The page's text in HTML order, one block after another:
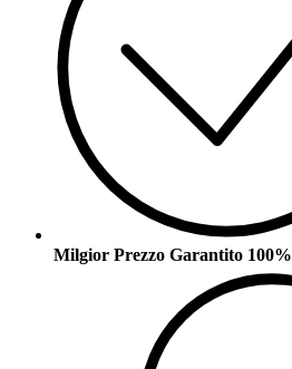
Milgior Prezzo Garantito 100%